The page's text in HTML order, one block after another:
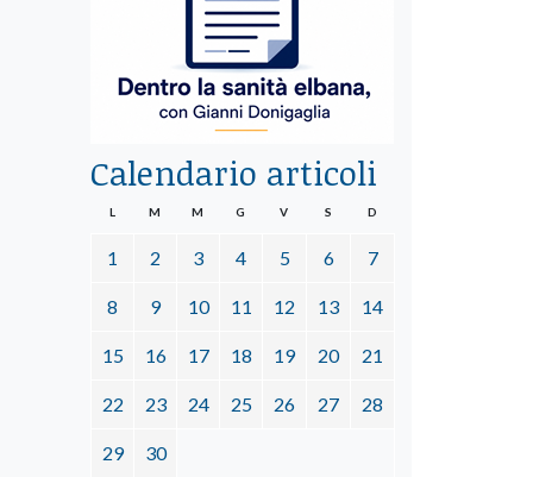
Calendario articoli
L M M G V S D
1 2 3 4 5 6 7
8 9 10 11 12 13 14
15 16 17 18 19 20 21
22 23 24 25 26 27 28
29 30